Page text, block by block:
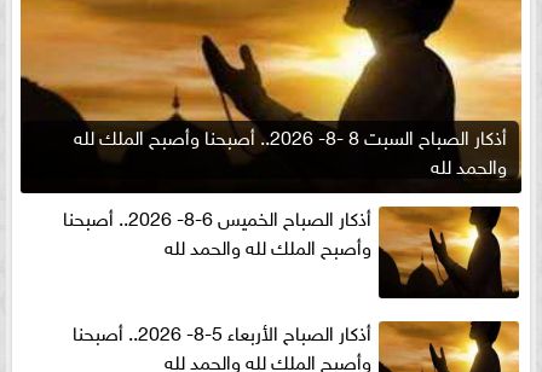
أذكار الصباح السبت 8 -8- 2026.. أصبحنا وأصبح الملك لله
والحمد لله
أذكار الصباح الخميس 6-8- 2026.. أصبحنا
وأصبح الملك لله والحمد لله
أذكار الصباح الأربعاء 5-8- 2026.. أصبحنا
وأصبح الملك لله والحمد لله